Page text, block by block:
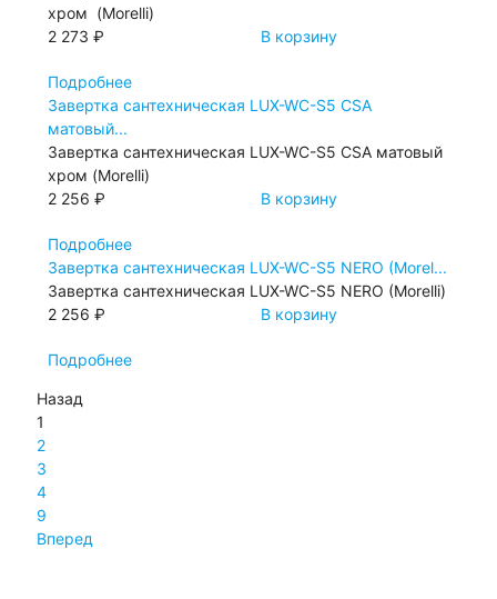
хром (Morelli)
2 273 ₽
В корзину
Подробнее
Завертка сантехническая LUX-WC-S5 CSA
матовый...
Завертка сантехническая LUX-WC-S5 CSA матовый
хром (Morelli)
2 256 ₽
В корзину
Подробнее
Завертка сантехническая LUX-WC-S5 NERO (Morel...
Завертка сантехническая LUX-WC-S5 NERO (Morelli)
2 256 ₽
В корзину
Подробнее
Назад
1
2
3
4
9
Вперед